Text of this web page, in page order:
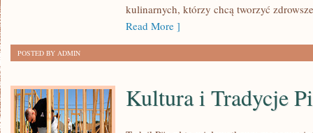
kulinarnych, którzy chcą tworzyć
Read More ]
POSTED BY ADMIN
Kultura i Tradycje